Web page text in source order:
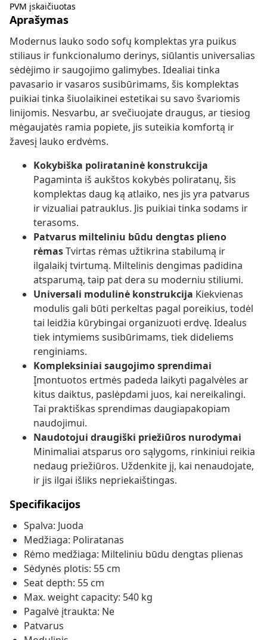
PVM įskaičiuotas
Aprašymas
Modernus lauko sodo sofų komplektas yra puikus
stiliaus ir funkcionalumo derinys, siūlantis universalias
sėdėjimo ir saugojimo galimybes. Idealiai tinka
pavasario ir vasaros susibūrimams, šis komplektas
puikiai tinka šiuolaikinei estetikai su savo švariomis
linijomis. Nesvarbu, ar svečiuojate draugus, ar tiesiog
mėgaujatės ramia popiete, jis suteikia komfortą ir
žavesį lauko erdvėms.
Kokybiška polirataninė konstrukcija
Pagaminta iš aukštos kokybės poliratanų, šis
komplektas daug ką atlaiko, nes jis yra patvarus
ir vizualiai patrauklus. Jis puikiai tinka sodams ir
terasoms.
Patvarus milteliniu būdu dengtas plieno
rėmasTvirtas rėmas užtikrina stabilumą ir
ilgalaikį tvirtumą. Miltelinis dengimas padidina
atsparumą, taip pat dera su moderniu stiliumi.
Universali modulinė konstrukcija Kiekvienas
modulis gali būti perkeltas pagal poreikius, todėl
tai leidžia kūrybingai organizuoti erdvę. Idealus
tiek intymiems susibūrimams, tiek dideliems
renginiams.
Kompleksiniai saugojimo sprendimai
Įmontuotos ertmės padeda laikyti pagalvėles ar
kitus daiktus, paslėpdami juos, kai nereikalingi.
Tai praktiškas sprendimas daugiapakopiam
naudojimui.
Naudotojui draugiški priežiūros nurodymai
Minimaliai atsparus oro sąlygoms, rinkiniui reikia
nedaug priežiūros. Uždenkite jį, kai nenaudojate,
ir jis ilgai išliks nepriekaištingas.
Specifikacijos
Spalva: Juoda
Medžiaga: Poliratanas
Rėmo medžiaga: Milteliniu būdu dengtas plienas
Sėdynės plotis: 55 cm
Seat depth: 55 cm
Max. weight capacity: 540 kg
Pagalvė įtraukta: Ne
Patvarus